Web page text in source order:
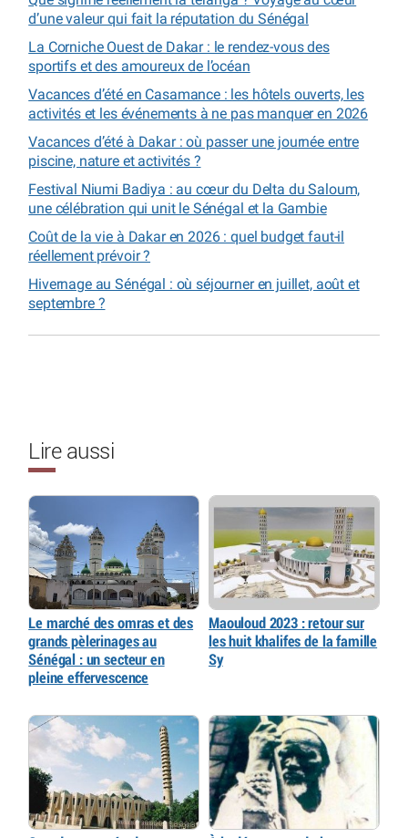
d’une valeur qui fait la réputation du Sénégal
La Corniche Ouest de Dakar : le rendez-vous des
sportifs et des amoureux de l’océan
Vacances d’été en Casamance : les hôtels ouverts, les
activités et les événements à ne pas manquer en 2026
Vacances d’été à Dakar : où passer une journée entre
piscine, nature et activités ?
Festival Niumi Badiya : au cœur du Delta du Saloum,
une célébration qui unit le Sénégal et la Gambie
Coût de la vie à Dakar en 2026 : quel budget faut-il
réellement prévoir ?
Hivernage au Sénégal : où séjourner en juillet, août et
septembre ?
Lire aussi
Le marché des omras et des
grands pèlerinages au
Sénégal : un secteur en
pleine effervescence
Maouloud 2023 : retour sur
les huit khalifes de la famille
Sy